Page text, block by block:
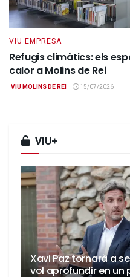
VIU EMPRESA
Refugis climàtics: els
calor a Molins de Rei
VIU MOLINS DE REI 15/07/2026
VIU+
Xavi Paz tornarà a
vol aprofundir en